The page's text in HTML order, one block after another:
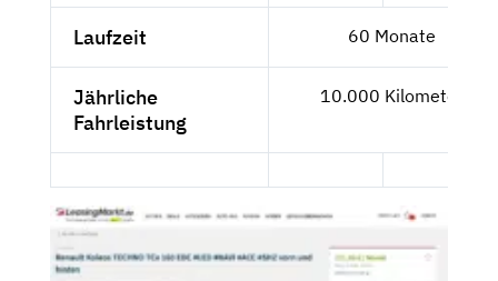
Laufzeit 60 Monate
Jährliche
Fahrleistung
10.000 Kilometer